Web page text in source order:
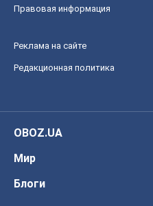
Правовая информация
Реклама на сайте
Редакционная политика
OBOZ.UA
Мир
Блоги